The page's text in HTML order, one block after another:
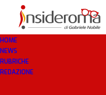
HOME
NEWS
RUBRICHE
REDAZIONE
LEMMETTI